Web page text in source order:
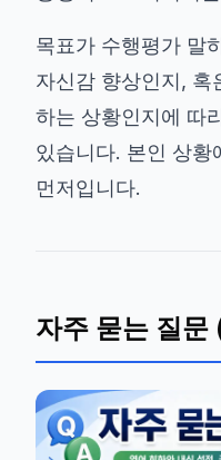
목표가 수행평가 말
자신감 향상인지, 혹
하는 상황인지에 따
있습니다. 본인 상황
먼저입니다.
자주 묻는 질문